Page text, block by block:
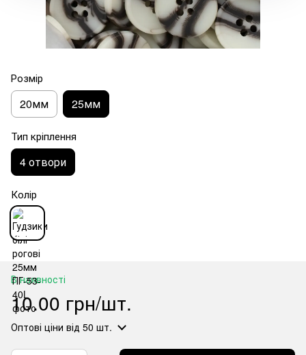
Розмір
20мм 25мм
Тип кріплення
4 отвори
Колір
В наявності
10.00 грн/шт.
Оптові ціни від 50 шт.